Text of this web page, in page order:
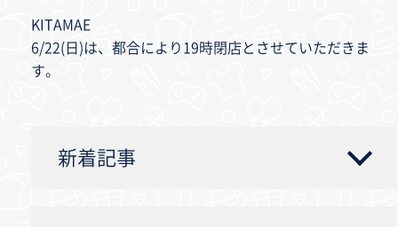
KITAMAE
6/22(日)は、都合により19時閉店とさせていただきま
す。
新着記事